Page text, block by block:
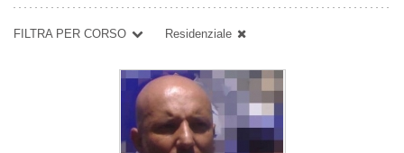
FILTRA PER CORSO Residenziale